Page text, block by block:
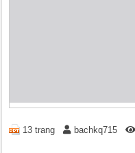
13 trang bachkq715